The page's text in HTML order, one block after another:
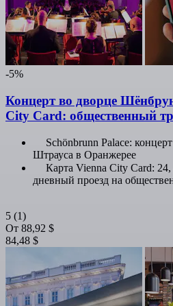
-5%
Концерт во дворце
City Card: общественный
Schönbrunn Palace:
Штрауса в Оранжерее
Карта Vienna City Card:
дневный проезд на
5 (1)
От 88,92 $
84,48 $